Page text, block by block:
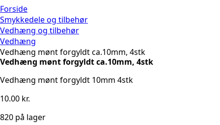
Forside
Smykkedele og tilbehør
Vedhæng og tilbehør
Vedhæng
Vedhæng mønt forgyldt ca.10mm, 4stk
Vedhæng mønt forgyldt ca.10mm, 4stk
Vedhæng mønt forgyldt 10mm 4stk
10.00 kr.
820 på lager